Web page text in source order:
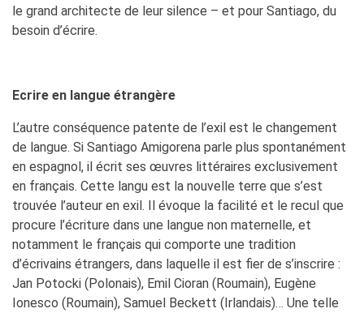
le grand architecte de leur silence – et pour Santiago, du
besoin d’écrire.
Ecrire en langue étrangère
L’autre conséquence patente de l’exil est le changement
de langue. Si Santiago Amigorena parle plus spontanément
en espagnol, il écrit ses œuvres littéraires exclusivement
en français. Cette langu est la nouvelle terre que s’est
trouvée l’auteur en exil. Il évoque la facilité et le recul que
procure l’écriture dans une langue non maternelle, et
notamment le français qui comporte une tradition
d’écrivains étrangers, dans laquelle il est fier de s’inscrire :
Jan Potocki (Polonais), Emil Cioran (Roumain), Eugène
Ionesco (Roumain), Samuel Beckett (Irlandais)… Une telle